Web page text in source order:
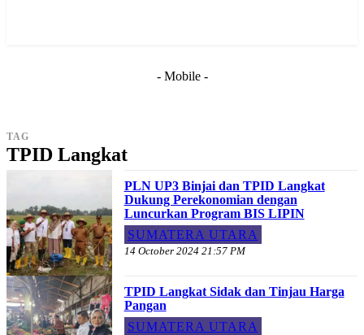
- Mobile -
TAG
TPID Langkat
PLN UP3 Binjai dan TPID Langkat
Dukung Perekonomian dengan
Luncurkan Program BIS LIPIN
SUMATERA UTARA
14 October 2024 21:57 PM
TPID Langkat Sidak dan Tinjau Harga
Pangan
SUMATERA UTARA